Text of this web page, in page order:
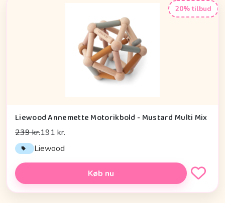
20% tilbud
Liewood Annemette Motorikbold - Mustard Multi Mix
239 kr.191 kr.
Liewood
Køb nu